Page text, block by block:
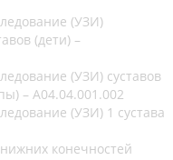
(УЗИ)
(дети) –
(УЗИ) суставов
– A04.04.001.002
(УЗИ) 1 сустава
конечностей